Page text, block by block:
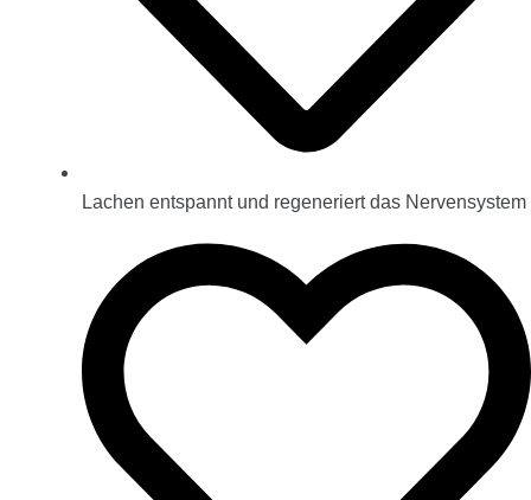
Lachen entspannt und regeneriert das Nervensystem